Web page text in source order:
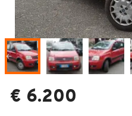
Camper
Veicoli Commerciali
Concessionari
€ 6.200